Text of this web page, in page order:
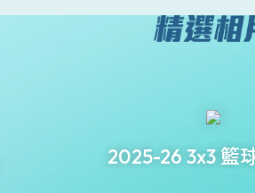
2025-26 3x3 籃